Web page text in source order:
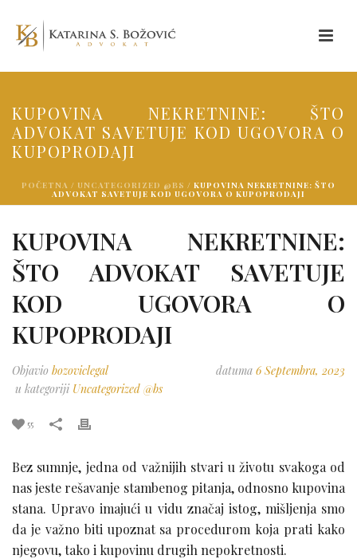
KUPOVINA NEKRETNINE: ŠTO
ADVOKAT SAVETUJE KOD UGOVORA O
KUPOPRODAJI
POČETNA / UNCATEGORIZED @BS / KUPOVINA NEKRETNINE: ŠTO
ADVOKAT SAVETUJE KOD UGOVORA O KUPOPRODAJI
KUPOVINA NEKRETNINE:
ŠTO ADVOKAT SAVETUJE
KOD UGOVORA O
KUPOPRODAJI
Objavio bozoviclegal datuma 6 Septembra, 2023
u kategoriji Uncategorized @bs
55
Bez sumnje, jedna od važnijih stvari u životu svakoga od
nas jeste rešavanje stambenog pitanja, odnosno kupovina
stana. Upravo imajući u vidu značaj istog, mišljenja smo
da je važno biti upoznat sa procedurom koja prati kako
njegovu, tako i kupovinu drugih nepokretnosti.